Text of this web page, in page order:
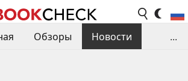
Обзоры
Новости
...